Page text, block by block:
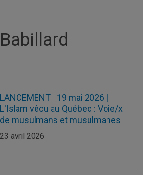
Babillard
LANCEMENT | 19 mai 2026 |
L'Islam vécu au Québec : Voie/x
de musulmans et musulmanes
23 avril 2026